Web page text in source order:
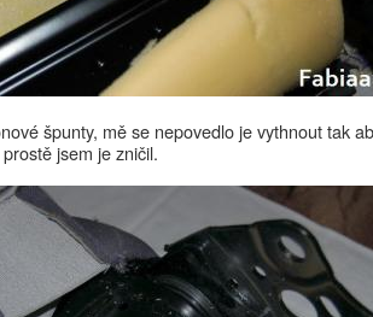
špunty, mě se nepovedlo je vythnout tak
jsem je zničil.